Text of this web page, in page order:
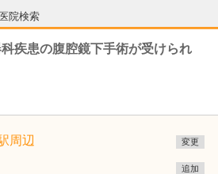
院検索
疾患の腹腔鏡下手術が受けられ
周辺 変更
追加